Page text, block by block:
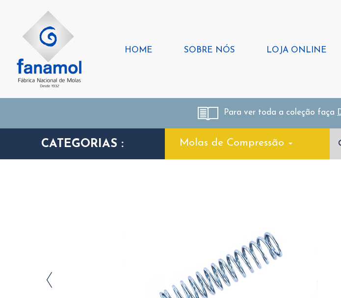
HOME SOBRE NÓS LOJA ONLINE
Para ver toda a coleção faça
CATEGORIAS : Molas de Compressão